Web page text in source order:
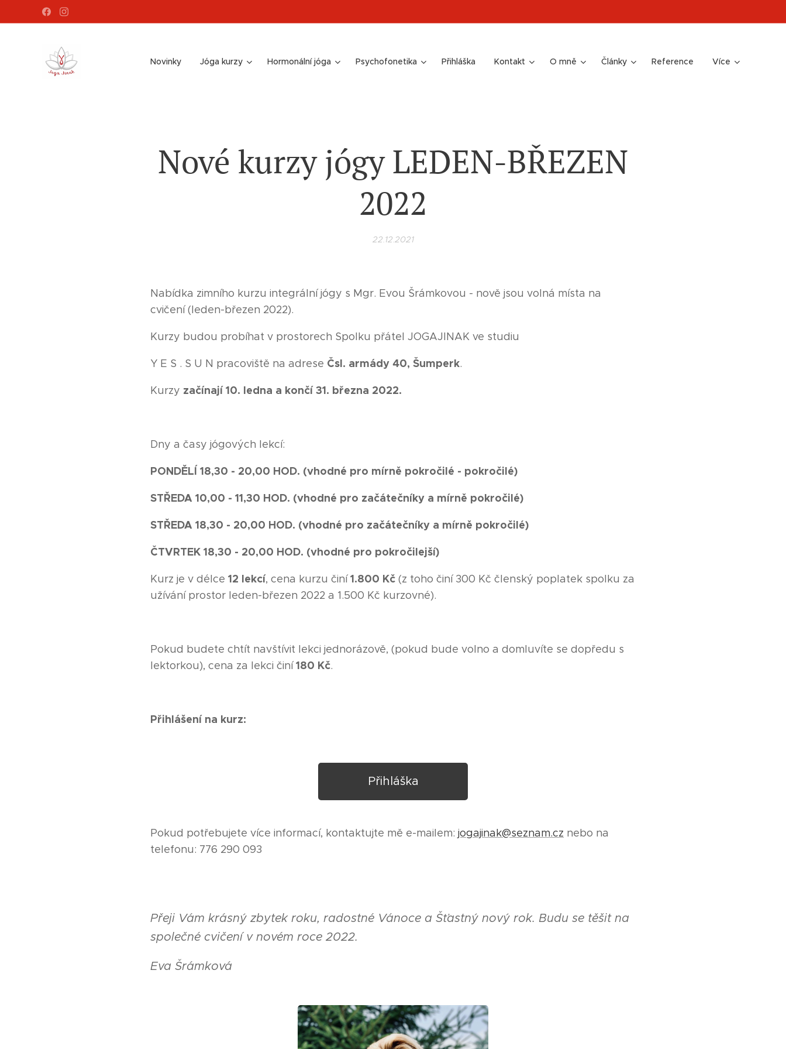
Novinky Jóga kurzy Hormonální jóga Psychofonetika Přihláška Kontakt O mně Články Reference Více
Nové kurzy jógy LEDEN-BŘEZEN
2022
22.12.2021
Nabídka zimního kurzu integrální jógy s Mgr. Evou Šrámkovou - nově jsou volná místa na
cvičení (leden-březen 2022).
Kurzy budou probíhat v prostorech Spolku přátel JOGAJINAK ve studiu
Y E S . S U N pracoviště na adrese Čsl. armády 40, Šumperk.
Kurzy začínají 10. ledna a končí 31. března 2022.
Dny a časy jógových lekcí:
PONDĚLÍ 18,30 - 20,00 HOD. (vhodné pro mírně pokročilé - pokročilé)
STŘEDA 10,00 - 11,30 HOD. (vhodné pro začátečníky a mírně pokročilé)
STŘEDA 18,30 - 20,00 HOD. (vhodné pro začátečníky a mírně pokročilé)
ČTVRTEK 18,30 - 20,00 HOD. (vhodné pro pokročilejší)
Kurz je v délce 12 lekcí, cena kurzu činí1.800 Kč (z toho činí 300 Kč členský poplatek spolku za
užívání prostor leden-březen 2022 a 1.500 Kč kurzovné).
Pokud budete chtít navštívit lekci jednorázově, (pokud bude volno a domluvíte se dopředu s
lektorkou), cena za lekci činí180 Kč.
Přihlášení na kurz:
Přihláška
Pokud potřebujete více informací, kontaktujte mě e-mailem: jogajinak@seznam.cz nebo na
telefonu: 776 290 093
Přeji Vám krásný zbytek roku, radostné Vánoce a Šťastný nový rok. Budu se těšit na
společné cvičení v novém roce 2022.
Eva Šrámková